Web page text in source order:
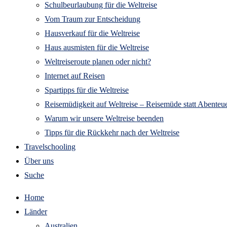
Schulbeurlaubung für die Weltreise
Vom Traum zur Entscheidung
Hausverkauf für die Weltreise
Haus ausmisten für die Weltreise
Weltreiseroute planen oder nicht?
Internet auf Reisen
Spartipps für die Weltreise
Reisemüdigkeit auf Weltreise – Reisemüde statt
Warum wir unsere Weltreise beenden
Tipps für die Rückkehr nach der Weltreise
Travelschooling
Über uns
Suche
Home
Länder